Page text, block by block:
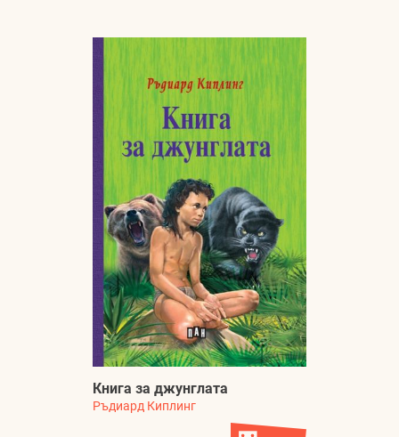
Книга за джунглата
Ръдиард Киплинг